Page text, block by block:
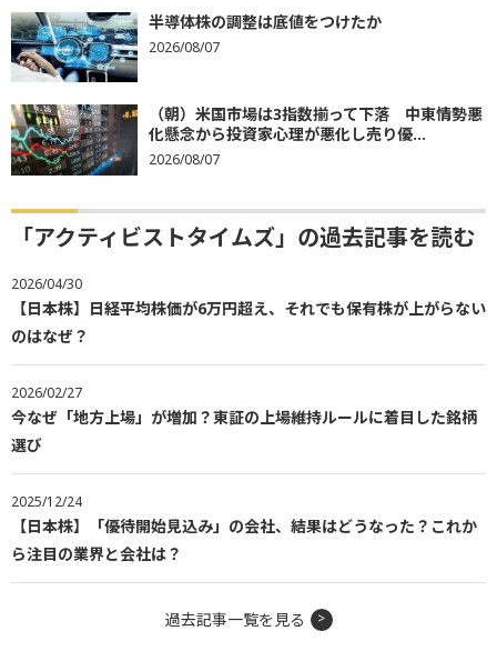
半導体株の調整は底値をつけたか
2026/08/07
（朝）米国市場は3指数揃って下落 中東情勢悪
化懸念から投資家心理が悪化し売り優...
2026/08/07
「アクティビストタイムズ」の過去記事を読む
2026/04/30
【日本株】日経平均株価が6万円超え、それでも保有株が上がらない
のはなぜ？
2026/02/27
今なぜ「地方上場」が増加？東証の上場維持ルールに着目した銘柄
選び
2025/12/24
【日本株】「優待開始見込み」の会社、結果はどうなった？これか
ら注目の業界と会社は？
過去記事一覧を見る